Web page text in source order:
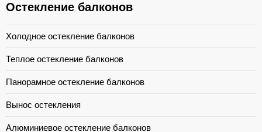
Остекление балконов
Холодное остекление балконов
Теплое остекление балконов
Панорамное остекление балконов
Вынос остекления
Алюминиевое остекление балконов